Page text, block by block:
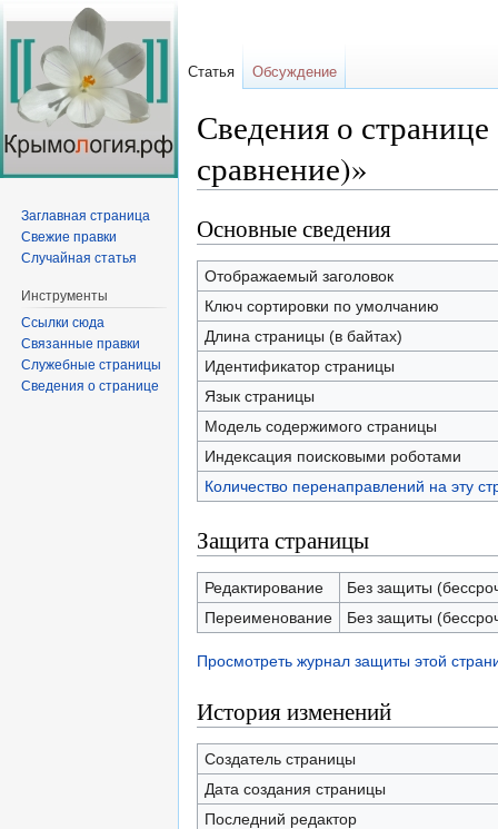
Сведения о
сравнение)»
Перейти
к
навигации
Перейти
к
поиску
Основные сведения
Отображаемый заголовок
Ключ сортировки по умолчанию
Длина страницы (в байтах)
Идентификатор страницы
Язык страницы
Модель содержимого страницы
Индексация поисковыми роботами
Количество перенаправлений на эту
Защита страницы
Редактирование
Без защиты
Переименование
Без защиты
Просмотреть журнал защиты этой
История изменений
Создатель страницы
Дата создания страницы
Последний редактор
Статья Обсуждение
Заглавная страница
Свежие правки
Случайная статья
Инструменты
Ссылки сюда
Связанные правки
Служебные страницы
Сведения о странице